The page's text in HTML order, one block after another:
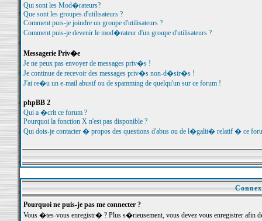
Qui sont les Mod�rateurs?
Que sont les groupes d'utilisateurs ?
Comment puis-je joindre un groupe d'utilisateurs ?
Comment puis-je devenir le mod�rateur d'un groupe d'utilisateurs ?
Messagerie Priv�e
Je ne peux pas envoyer de messages priv�s !
Je continue de recevoir des messages priv�s non-d�sir�s !
J'ai re�u un e-mail abusif ou de spamming de quelqu'un sur ce forum !
phpBB 2
Qui a �crit ce forum ?
Pourquoi la fonction X n'est pas disponible ?
Qui dois-je contacter � propos des questions d'abus ou de l�galit� relatif � ce
Pourquoi ne puis-je pas me connecter ?
Vous �tes-vous enregistr� ? Plus s�rieusement, vous devez vous enregistrer